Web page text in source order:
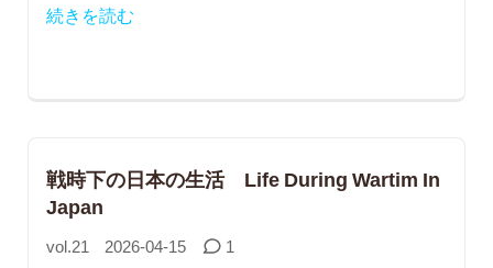
続きを読む
戦時下の日本の生活 Life During Wartim In
Japan
vol.21 2026-04-15 1